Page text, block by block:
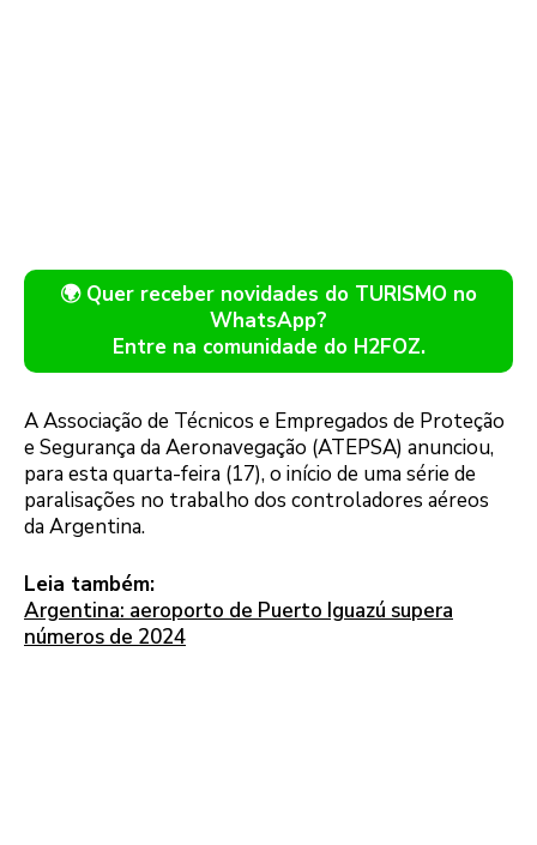
🌍 Quer receber novidades do TURISMO no
WhatsApp?
Entre na comunidade do H2FOZ.
A Associação de Técnicos e Empregados de Proteção
e Segurança da Aeronavegação (ATEPSA) anunciou,
para esta quarta-feira (17), o início de uma série de
paralisações no trabalho dos controladores aéreos
da Argentina.
Leia também:
Argentina: aeroporto de Puerto Iguazú supera
números de 2024